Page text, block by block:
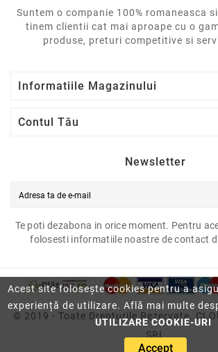
Acest site folosește cookies pentru a
experiență de utilizare. Află mai multe
UTILIZARE COOKIE-URI
Accept
Suntem o companie 100% romaneasca
tinem clientii cat mai aproape cu o
produse, preturi competitive si
Informatiile Magazinului
Contul Tău
Newsletter
Te poti dezabona in orice moment. Pentru
folosesti informatiile noastre de contact
© 2019 - Toate Drepturile Rezervate.
SRL